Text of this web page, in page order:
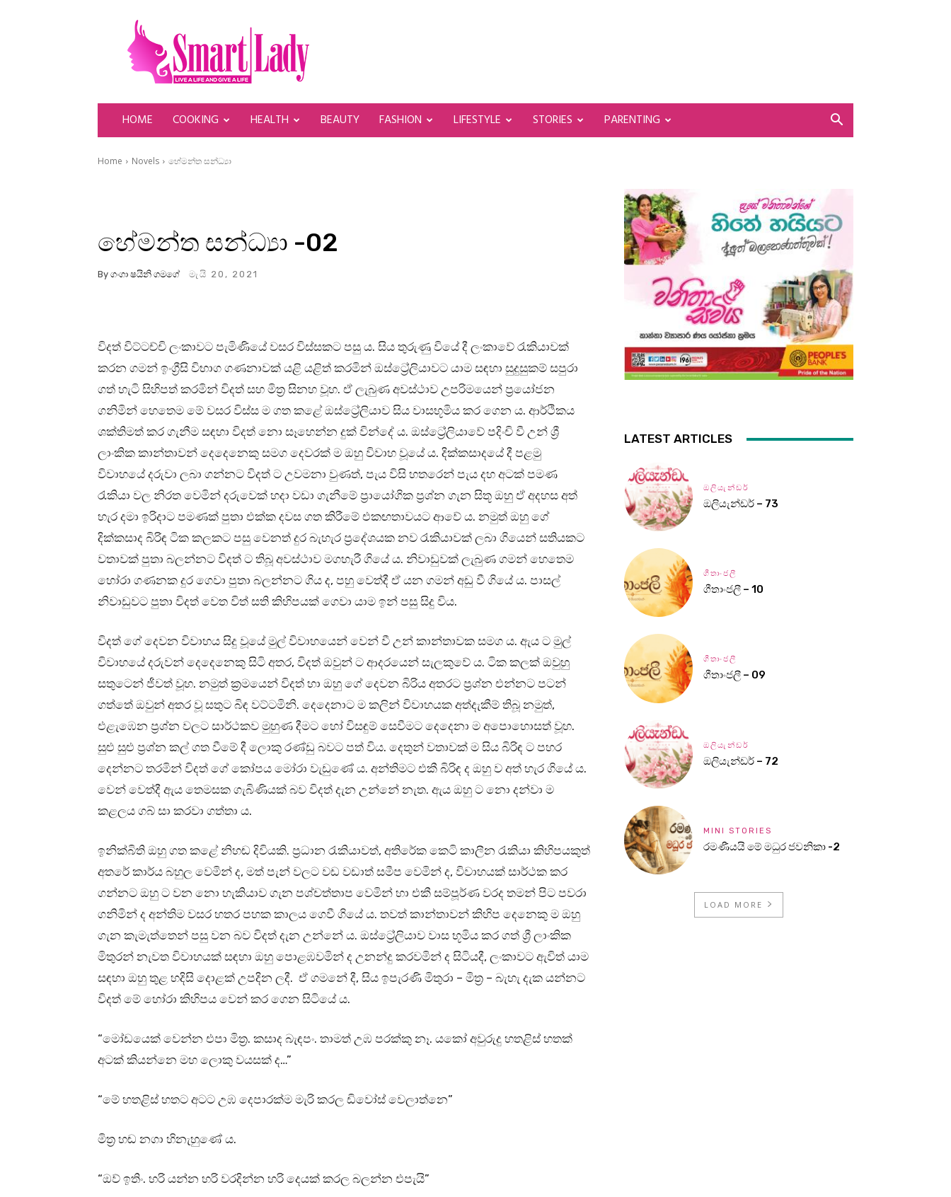
SmartLady
HOME COOKING HEALTH BEAUTY FASHION LIFESTYLE STORIES PARENTING
Home Novels හේමන්ත සන්ධ්‍යා
හේමන්ත සන්ධ්‍යා -02
By ගංගා ෂයිනි ගමගේ මැයි 20, 2021
විදත් විට්ටච්චි ලංකාවට පැමිණියේ වසර විස්සකට පසු ය. සිය තුරුණු වියේ දී ලංකාවේ රැකියාවක්
කරන ගමන් ඉංග්‍රීසි විභාග ගණනාවක් යළි යළිත් කරමින් ඔස්ට්‍රේලියාවට යාම සඳහා සුදුසුකම් සපුරා
ගත් හැටි සිහිපත් කරමින් විදත් සහ මිත්‍ර සිනහ වූහ. ඒ ලැබුණ අවස්ථාව උපරිමයෙන් ප්‍රයෝජන
ගනිමින් හෙතෙම මේ වසර විස්ස ම ගත කළේ ඔස්ට්‍රේලියාව සිය වාසභූමිය කර ගෙන ය. ආර්ථිකය
ශක්තිමත් කර ගැනීම සඳහා විදත් නො සෑහෙන්න දුක් වින්දේ ය. ඔස්ට්‍රේලියාවේ පදිංචි වී උන් ශ්‍රී
ලාංකික කාන්තාවන් දෙදෙනෙකු සමග දෙවරක් ම ඔහු විවාහ වූයේ ය. දික්කසාදයේ දී පළමු
විවාහයේ දරුවා ලබා ගන්නට විදත් ට උවමනා වුණත්, පැය විසි හතරෙන් පැය දහ අටක් පමණ
රැකියා වල නිරත වෙමින් දරුවෙක් හදා වඩා ගැනීමේ ප්‍රායෝගික ප්‍රශ්න ගැන සිතූ ඔහු ඒ අදහස අත්
හැර දමා ඉරිදාට පමණක් පුතා එක්ක දවස ගත කිරීමේ එකඟතාවයට ආවේ ය. නමුත් ඔහු ගේ
දික්කසාද බිරිඳ ටික කලකට පසු වෙනත් දුර බැහැර ප්‍රදේශයක නව රැකියාවක් ලබා ගියෙන් සතියකට
වතාවක් පුතා බලන්නට විදත් ට තිබූ අවස්ථාව මගහැරී ගියේ ය. නිවාඩුවක් ලැබුණ ගමන් හෙතෙම
හෝරා ගණනක දුර ගෙවා පුතා බලන්නට ගිය ද, පහු වෙත්දී ඒ යන ගමන් අඩු වී ගියේ ය. පාසල්
නිවාඩුවට පුතා විදත් වෙත විත් සති කිහිපයක් ගෙවා යාම ඉන් පසු සිදු විය.
විදත් ගේ දෙවන විවාහය සිදු වූයේ මුල් විවාහයෙන් වෙන් වී උන් කාන්තාවක සමග ය. ඇය ට මුල්
විවාහයේ දරුවන් දෙදෙනෙකු සිටි අතර, විදත් ඔවුන් ට ආදරයෙන් සැලකුවේ ය. ටික කලක් ඔවුහු
සතුටෙන් ජීවත් වූහ. නමුත් ක්‍රමයෙන් විදත් හා ඔහු ගේ දෙවන බිරිය අතරට ප්‍රශ්න එන්නට පටන්
ගත්තේ ඔවුන් අතර වූ සතුට බිඳ වට්ටමිනි. දෙදෙනාට ම කලින් විවාහයක අත්දැකීම් තිබූ නමුත්,
එළැඹෙන ප්‍රශ්න වලට සාර්ථකව මුහුණ දීමට හෝ විසඳුම් සෙවීමට දෙදෙනා ම අපොහොසත් වූහ.
සුළු සුළු ප්‍රශ්න කල් ගත වීමේ දී ලොකු රණ්ඩු බවට පත් විය. දෙතුන් වතාවක් ම සිය බිරිඳ ට පහර
දෙන්නට තරමින් විදත් ගේ කෝපය මෝරා වැඩුණේ ය. අන්තිමට එකී බිරිඳ ද ඔහු ව අත් හැර ගියේ ය.
වෙන් වෙත්දී ඇය තෙමසක ගැබිණියක් බව විදත් දැන උන්නේ නැත. ඇය ඔහු ට නො දන්වා ම
කළලය ගබ් සා කරවා ගත්තා ය.
ඉනික්බිති ඔහු ගත කළේ නිහඬ දිවියකි. ප්‍රධාන රැකියාවත්, අතිරේක කෙටි කාලීන රැකියා කිහිපයකුත්
අතරේ කාර්ය බහුල වෙමින් ද, මත් පැන් වලට වඩ වඩාත් සමීප වෙමින් ද, විවාහයක් සාර්ථක කර
ගන්නට ඔහු ට වන නො හැකියාව ගැන පශ්චත්තාප වෙමින් හා එකී සම්පූර්ණ වරද තමන් පිට පවරා
ගනිමින් ද අන්තිම වසර හතර පහක කාලය ගෙවී ගියේ ය. තවත් කාන්තාවන් කිහිප දෙනෙකු ම ඔහු
ගැන කැමැත්තෙන් පසු වන බව විදත් දැන උන්නේ ය. ඔස්ට්‍රේලියාව වාස භූමිය කර ගත් ශ්‍රී ලාංකික
මිතුරන් නැවත විවාහයක් සඳහා ඔහු පොළඹවමින් ද උනන්දු කරවමින් ද සිටියදී, ලංකාවට ඇවිත් යාම
සඳහා ඔහු තුළ හදිසි දොළක් උපදින ලදී. ඒ ගමනේ දී, සිය ඉපැරණි මිතුරා – මිත්‍ර – බැහැ දැක යන්නට
විදත් මේ හෝරා කිහිපය වෙන් කර ගෙන සිටියේ ය.
“මෝඩයෙක් වෙන්න එපා මිත්‍ර. කසාද බැඳපං. තාමත් උඹ පරක්කු නෑ. යකෝ අවුරුදු හතළිස් හතක්
අටක් කියන්නෙ මහ ලොකු වයසක් ද…”
“මේ හතළිස් හතට අටට උඹ දෙපාරක්ම මැරි කරල ඩිවෝස් වෙලාත්නෙ”
මිත්‍ර හඬ නගා හිනැහුණේ ය.
“ඔව් ඉතිං. හරි යන්න හරි වරදින්න හරි දෙයක් කරල බලන්න එපැයි”
LATEST ARTICLES
ඔලියැන්ඩර්
ඔලියැන්ඩර් – 73
ගීතාංජලී
ගීතාංජලී – 10
ගීතාංජලී
ගීතාංජලී – 09
ඔලියැන්ඩර්
ඔලියැන්ඩර් – 72
MINI STORIES
රමණීයයි මේ මධුර ජවනිකා -2
LOAD MORE